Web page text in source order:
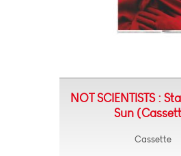
NOT SCIENTISTS :
Sun
Cassette